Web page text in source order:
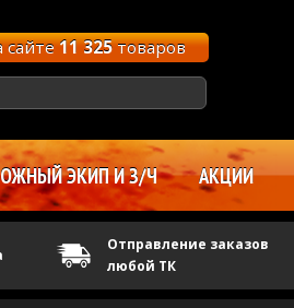
сайте11 325товаров
ЭКИП И З/Ч АКЦИИ
Отправление заказов
любой ТК